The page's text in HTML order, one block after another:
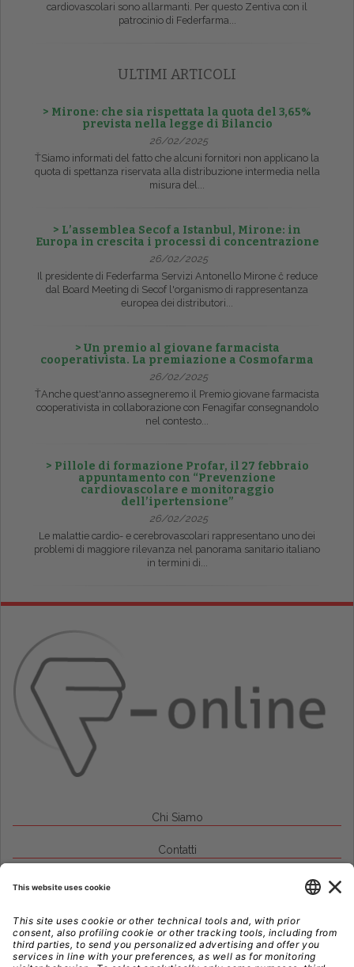
cardiovascolari sono allarmanti. Per questo Zentiva con il
patrocinio di Federfarma...
ULTIMI ARTICOLI
> Mirone: che sia rispettata la quota del 3,65%
prevista nella legge di Bilancio
26/02/2025
ŤSiamo informati del fatto che alcuni fornitori non applicano la
quota di spettanza riservata alla distribuzione intermedia nella
misura del...
> L’assemblea Secof a Istanbul, Mirone: in
Europa in crescita i processi di concentrazione
26/02/2025
Il presidente di Federfarma Servizi Antonello Mirone č reduce
dal Board Meeting di Secof l'organismo di rappresentanza
europea dei distributori...
> Un premio al giovane farmacista
cooperativista. La premiazione a Cosmofarma
26/02/2025
ŤAnche quest'anno assegneremo il Premio giovane farmacista
cooperativista in collaborazione con Fenagifar consegnandolo
nel contesto...
> Pillole di formazione Profar, il 27 febbraio
appuntamento con “Prevenzione
cardiovascolare e monitoraggio
dell’ipertensione”
26/02/2025
Le malattie cardio- e cerebrovascolari rappresentano uno dei
problemi di maggiore rilevanza nel panorama sanitario italiano
in termini di...
Chi Siamo
Contatti
Note Legali
Privacy